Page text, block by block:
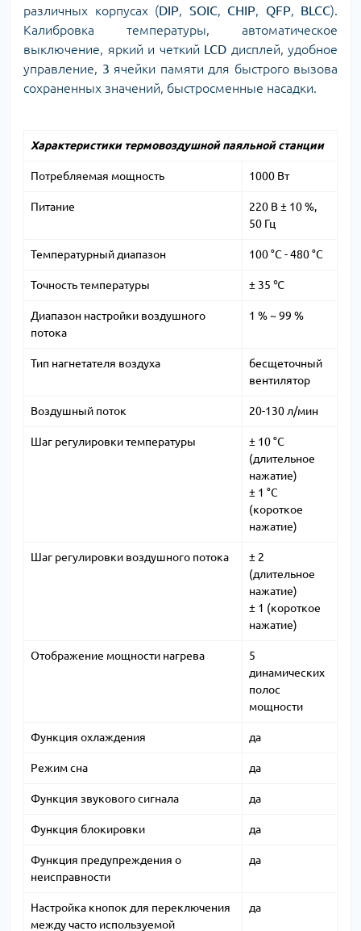
различных корпусах (DIP, SOIC, CHIP, QFP, BLCC).
Калибровка температуры, автоматическое
выключение, яркий и четкий LCD дисплей, удобное
управление, 3 ячейки памяти для быстрого вызова
сохраненных значений, быстросменные насадки.
Характеристики термовоздушной паяльной станции
Потребляемая мощность 1000 Вт
Питание
220 В ± 10 %,
50 Гц
Температурный диапазон 100 °С - 480 °С
Точность температуры ± 35 ℃
Диапазон настройки воздушного
потока
1 % ~ 99 %
Тип нагнетателя воздуха
бесщеточный
вентилятор
Воздушный поток 20-130 л/мин
Шаг регулировки температуры
± 10 °С
(длительное
нажатие)
± 1 °С
(короткое
нажатие)
Шаг регулировки воздушного потока
± 2
(длительное
нажатие)
± 1 (короткое
нажатие)
Отображение мощности нагрева
5
динамических
полос
мощности
Функция охлаждения да
Режим сна да
Функция звукового сигнала да
Функция блокировки да
Функция предупреждения о
неисправности
да
Настройка кнопок для переключения
между часто используемой
да